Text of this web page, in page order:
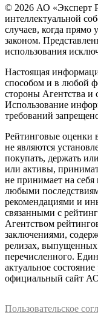
© 2026 АО «Эксперт
интеллектуальной
случаев, когда прямо
законом.
использования
Настоящая
способом и в любой
стороны Агентства и
Использование
требований
Рейтинговые
не являются
покупать, держать
или активы,
не принимает на себя
любыми
рекомендациями и
связанными с
Агентством
заключениями,
релизах, выпущенных
перечисленного.
актуальное
официальный сайт
Пользовательское